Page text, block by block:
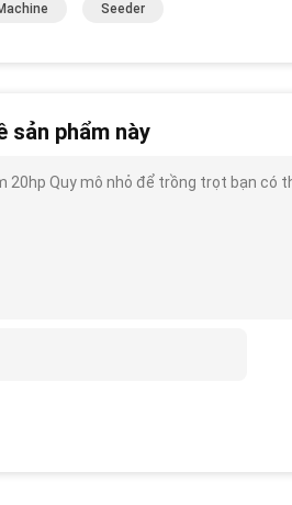
Seeder
sản phẩm này
20hp Quy mô nhỏ để trồng trọt bạn